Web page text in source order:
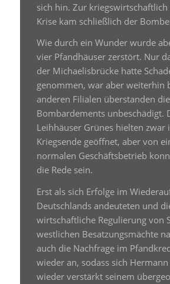
sich hin. Zur kriegswirtschaftlich
Krise kam schließlich der
Wie durch ein Wunder wurde
vier Pfandhäuser zerstört. Nur
der Michaelisbrücke hatte
genommen, war aber weiterhin
anderen Filialen überstanden die
Bombardements unbeschädigt.
Leihhäuser Grünes hielten zwar
Kriegsende geöffnet, aber von
normalen Geschäftsbetrieb
die Rede sein.
Erst als sich Erfolge im
Deutschlands andeuteten und
wirtschaftliche Regulierung von
westlichen Besatzungsmächte
auch die Nachfrage im
wieder an, sodass sich
wieder verstärkt seinem